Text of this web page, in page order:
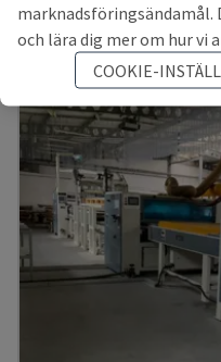
och lära dig mer om hur vi
COOKIE-